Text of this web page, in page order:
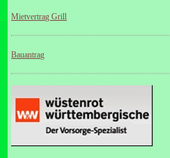
Mietvertrag Grill
Bauantrag